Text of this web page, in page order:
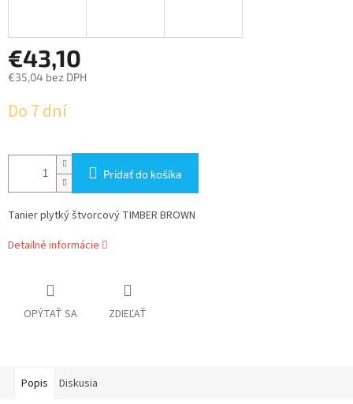
€43,10
€35,04 bez DPH
cena:
Do 7 dní
Pridať do košíka
Tanier plytký štvorcový TIMBER BROWN
Detailné informácie
OPÝTAŤ SA ZDIEĽAŤ
Popis Diskusia